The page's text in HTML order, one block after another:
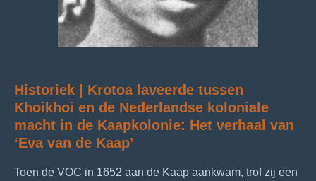
Historiek | Krotoa laveerde tussen
Khoikhoi en de Nederlandse koloniale
macht in de Kaapkolonie: Het verhaal van
‘Eva van de Kaap’
Toen de VOC in 1652 aan de Kaap aankwam, trof zij een